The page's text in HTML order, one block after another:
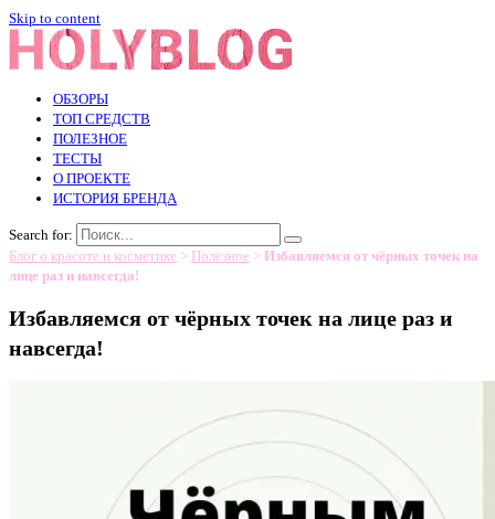
Skip to content
ОБЗОРЫ
ТОП СРЕДСТВ
ПОЛЕЗНОЕ
ТЕСТЫ
О ПРОЕКТЕ
ИСТОРИЯ БРЕНДА
Search for:
Блог о красоте и косметике > Полезное > Избавляемся от чёрных точек на
лице раз и навсегда!
Избавляемся от чёрных точек на лице раз и
навсегда!